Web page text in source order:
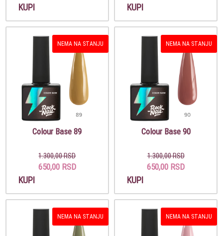
KUPI KUPI
NEMA NA STANJU
Colour Base 89
1.300,00 RSD
650,00 RSD
KUPI
NEMA NA STANJU
Colour Base 90
1.300,00 RSD
650,00 RSD
KUPI
NEMA NA STANJU NEMA NA STANJU